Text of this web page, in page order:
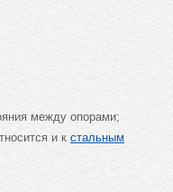
между опорами;
и к стальным